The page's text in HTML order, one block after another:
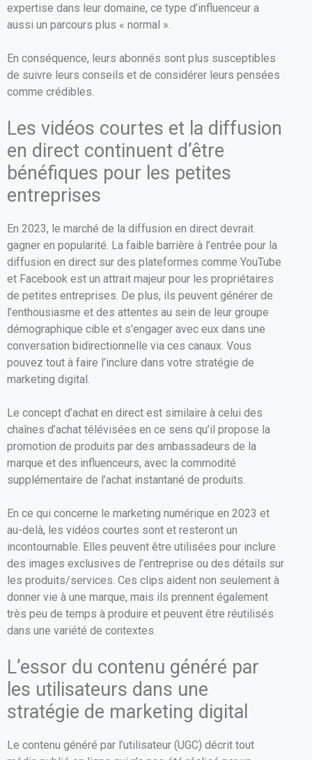
expertise dans leur domaine, ce type d’influenceur a
aussi un parcours plus « normal ».
En conséquence, leurs abonnés sont plus susceptibles
de suivre leurs conseils et de considérer leurs pensées
comme crédibles.
Les vidéos courtes et la diffusion
en direct continuent d’être
bénéfiques pour les petites
entreprises
En 2023, le marché de la diffusion en direct devrait
gagner en popularité. La faible barrière à l’entrée pour la
diffusion en direct sur des plateformes comme YouTube
et Facebook est un attrait majeur pour les propriétaires
de petites entreprises. De plus, ils peuvent générer de
l’enthousiasme et des attentes au sein de leur groupe
démographique cible et s’engager avec eux dans une
conversation bidirectionnelle via ces canaux. Vous
pouvez tout à faire l’inclure dans votre stratégie de
marketing digital.
Le concept d’achat en direct est similaire à celui des
chaînes d’achat télévisées en ce sens qu’il propose la
promotion de produits par des ambassadeurs de la
marque et des influenceurs, avec la commodité
supplémentaire de l’achat instantané de produits.
En ce qui concerne le marketing numérique en 2023 et
au-delà, les vidéos courtes sont et resteront un
incontournable. Elles peuvent être utilisées pour inclure
des images exclusives de l’entreprise ou des détails sur
les produits/services. Ces clips aident non seulement à
donner vie à une marque, mais ils prennent également
très peu de temps à produire et peuvent être réutilisés
dans une variété de contextes.
L’essor du contenu généré par
les utilisateurs dans une
stratégie de marketing digital
Le contenu généré par l’utilisateur (UGC) décrit tout